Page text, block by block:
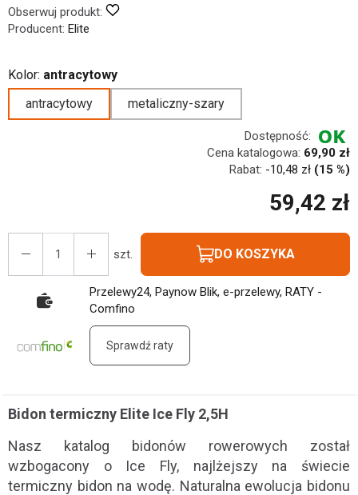
Obserwuj produkt:
Producent: Elite
Kolor: antracytowy
antracytowy
metaliczny-szary
Dostępność:
Cena katalogowa: 69,90 zł
Rabat: -10,48 zł (15 %)
59,42 zł
szt. DO KOSZYKA
Przelewy24, Paynow Blik, e-przelewy, RATY -
Comfino
Sprawdź raty
Bidon termiczny Elite Ice Fly 2,5H
Nasz katalog bidonów rowerowych został
wzbogacony o Ice Fly, najlżejszy na świecie
termiczny bidon na wodę. Naturalna ewolucja bidonu